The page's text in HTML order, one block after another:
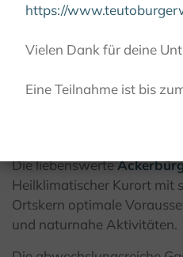
Heilklimatischer
Die liebenswerte
Heilklimatischer Kurort mit
Ortskern optimale
und naturnahe Aktivitäten.
https://
Vielen Dank für deine
Eine Teilnahme ist bis